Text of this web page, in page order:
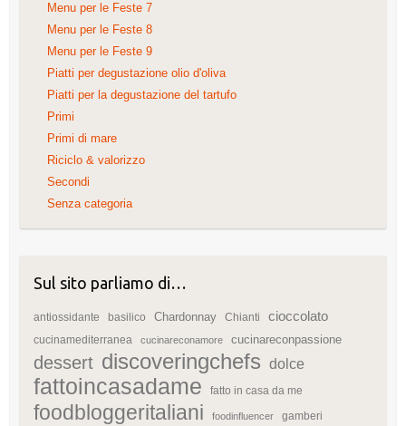
Menu per le Feste 7
Menu per le Feste 8
Menu per le Feste 9
Piatti per degustazione olio d'oliva
Piatti per la degustazione del tartufo
Primi
Primi di mare
Riciclo & valorizzo
Secondi
Senza categoria
Sul sito parliamo di…
antiossidante basilico Chardonnay Chianti cioccolato
cucinamediterranea cucinareconamore cucinareconpassione
dessert discoveringchefs dolce
fattoincasadame fatto in casa da me
foodbloggeritaliani foodinfluencer gamberi